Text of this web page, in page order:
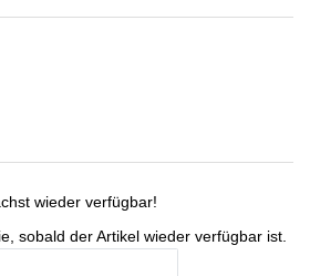
wieder verfügbar!
sobald der Artikel wieder verfügbar ist.